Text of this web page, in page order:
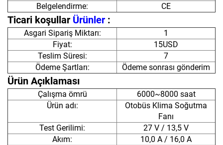
Belgelendirme:
CE
Ticari koşullar Ürünler :
Asgari Sipariş Miktarı:
1
Fiyat:
15USD
Teslim Süresi:
7
Ödeme Şartları:
Ödeme sonrası gönderim
Ürün Açıklaması
Çalışma ömrü
6000~8000 saat
Ürün adı:
Otobüs Klima Soğutma
Fanı
Test Gerilimi:
27 V / 13,5 V
Akım:
10,0 A / 16,0 A